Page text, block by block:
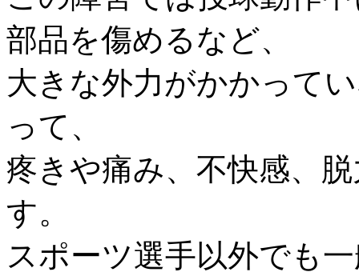
部品を傷めるなど、
大きな外力がかかって
って、
疼きや痛み、不快感、
す。
スポーツ選手以外でも